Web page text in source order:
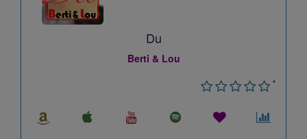
Du
Berti & Lou
*